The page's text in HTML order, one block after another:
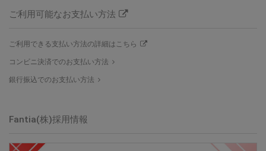
ご利用可能なお支払い方法
ご利用できる支払い方法の詳細はこちら
コンビニ決済でのお支払い方法
銀行振込でのお支払い方法
Fantia(株)採用情報